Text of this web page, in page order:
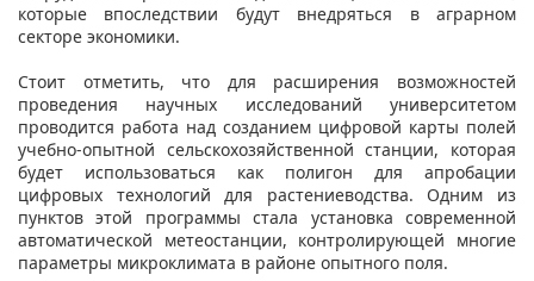
которые впоследствии будут внедряться в аграрном
секторе экономики.
Стоит отметить, что для расширения возможностей
проведения научных исследований университетом
проводится работа над созданием цифровой карты полей
учебно-опытной сельскохозяйственной станции, которая
будет использоваться как полигон для апробации
цифровых технологий для растениеводства. Одним из
пунктов этой программы стала установка современной
автоматической метеостанции, контролирующей многие
параметры микроклимата в районе опытного поля.